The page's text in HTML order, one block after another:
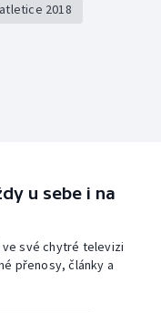
2018
u sebe i na
ve své chytré televizi
přenosy, články a